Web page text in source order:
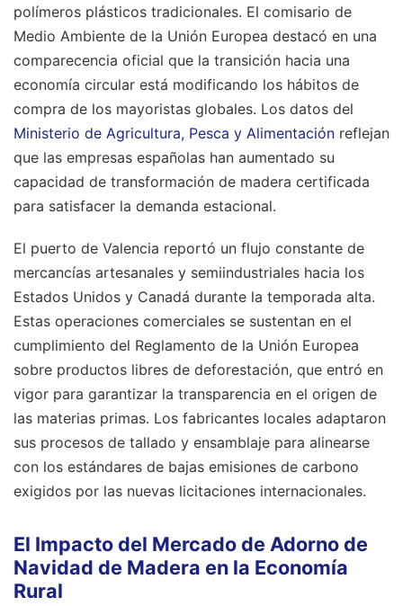
polímeros plásticos tradicionales. El comisario de
Medio Ambiente de la Unión Europea destacó en una
comparecencia oficial que la transición hacia una
economía circular está modificando los hábitos de
compra de los mayoristas globales. Los datos del
Ministerio de Agricultura, Pesca y Alimentación reflejan
que las empresas españolas han aumentado su
capacidad de transformación de madera certificada
para satisfacer la demanda estacional.
El puerto de Valencia reportó un flujo constante de
mercancías artesanales y semiindustriales hacia los
Estados Unidos y Canadá durante la temporada alta.
Estas operaciones comerciales se sustentan en el
cumplimiento del Reglamento de la Unión Europea
sobre productos libres de deforestación, que entró en
vigor para garantizar la transparencia en el origen de
las materias primas. Los fabricantes locales adaptaron
sus procesos de tallado y ensamblaje para alinearse
con los estándares de bajas emisiones de carbono
exigidos por las nuevas licitaciones internacionales.
El Impacto del Mercado de Adorno de
Navidad de Madera en la Economía
Rural